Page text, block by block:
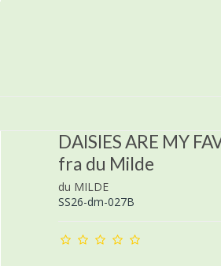
DAISIES ARE MY
fra du Milde
du MILDE
SS26-dm-027B